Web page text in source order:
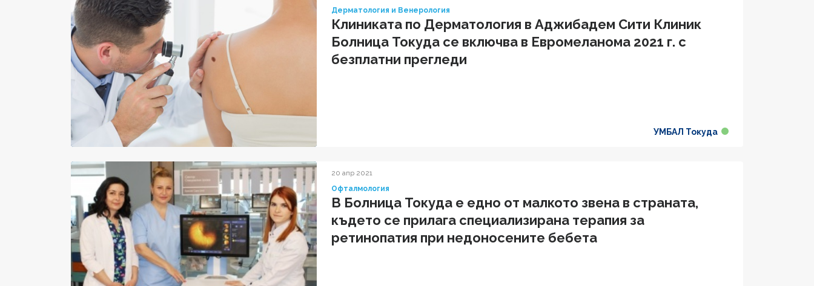
Дерматология и Венерология
Клиниката по Дерматология в Аджибадем Сити Клиник
Болница Токуда се включва в Евромеланома 2021 г. с
безплатни прегледи
УМБАЛ Токуда
20 апр 2021
Офталмология
В Болница Токуда е едно от малкото звена в страната,
където се прилага специализирана терапия за
ретинопатия при недоносените бебета